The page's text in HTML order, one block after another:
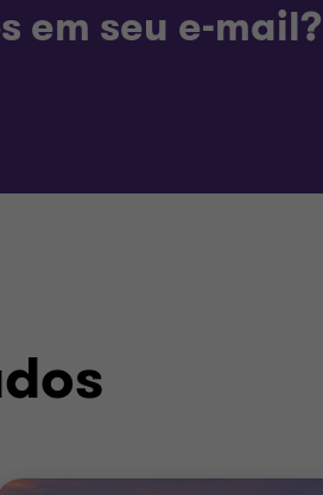
em seu e-mail?